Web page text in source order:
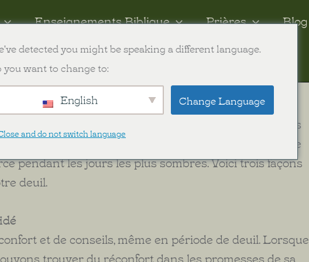
Enseignements Biblique Prières Blog
Même en tant que chrétiens, nous pouvons
Heureusement, nous pouvons nous tourner vers le
pendant les jours les plus sombres. Voici trois façons
deuil.
et de conseils, même en période de deuil. Lorsque
trouver du réconfort dans les promesses de sa
detected you might be speaking a different language.
you want to change to:
English Change Language
and do not switch language